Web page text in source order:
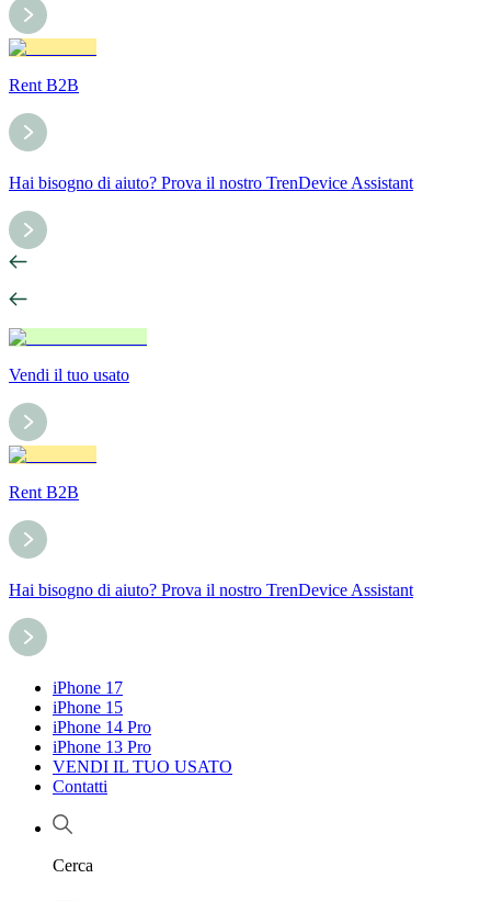
Rent B2B
Hai bisogno di aiuto? Prova il nostro TrenDevice Assistant
Vendi il tuo usato
Rent B2B
Hai bisogno di aiuto? Prova il nostro TrenDevice Assistant
iPhone 17
iPhone 15
iPhone 14 Pro
iPhone 13 Pro
VENDI IL TUO USATO
Contatti
Cerca